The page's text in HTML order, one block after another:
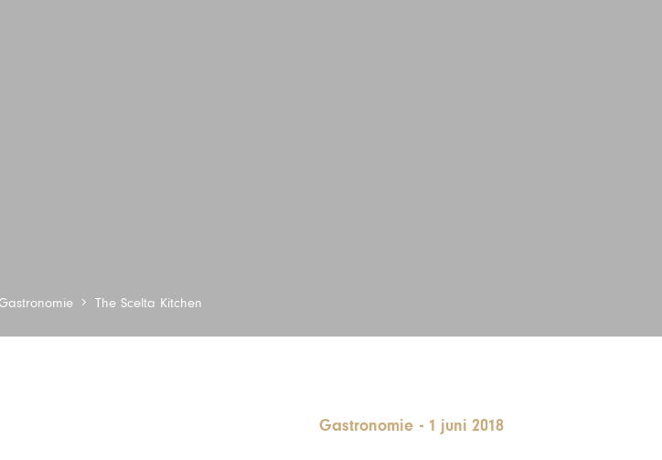
The Scelta Kitchen
Gastronomie - 1 juni 2018